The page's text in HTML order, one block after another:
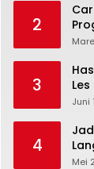
2
3
Juni
4
Mei